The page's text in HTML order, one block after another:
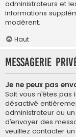
administrateurs et
informations
modèrent.
Haut
Messagerie
Je ne peux pas
Soit vous n’êtes
désactivé
administrateur ou
d’envoyer des
veuillez contacter